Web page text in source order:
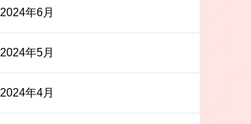
2024年6月
2024年5月
2024年4月